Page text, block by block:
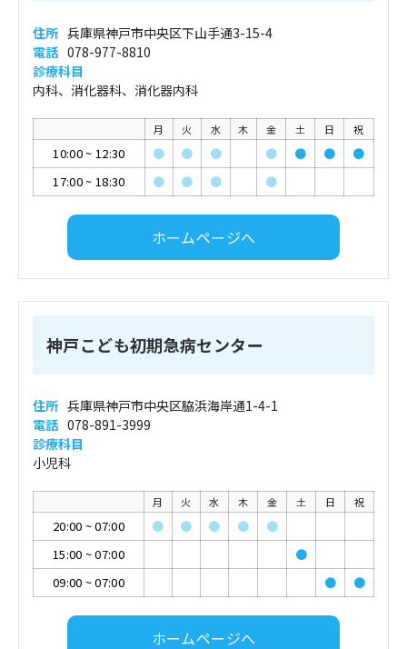
住所 兵庫県神戸市中央区下山手通3-15-4
電話 078-977-8810
診療科目
内科、消化器科、消化器内科
月 火 水 木 金 土 日 祝
10:00~ 12:30 ● ● ● ● ● ●
●
17:00~ 18:30 ● ● ● ●
ホームページへ
神戸こども初期急病センター
住所 兵庫県神戸市中央区脇浜海岸通1-4-1
電話 078-891-3999
診療科目
小児科
月 火 水 木 金 土 日 祝
20:00 ~07:00 ● ● ● ●
●
15:00 ~07:00
●
09:00 ~07:00 ● ●
ホームページへ